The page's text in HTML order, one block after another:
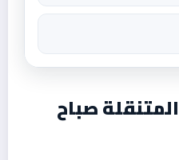
صباح